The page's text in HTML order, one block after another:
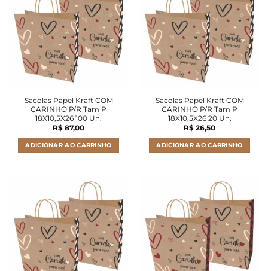
Sacolas Papel Kraft COM
CARINHO P/R Tam P
18X10,5X26 100 Un.
R$ 87,00
ADICIONAR AO CARRINHO
Sacolas Papel Kraft COM
CARINHO P/R Tam P
18X10,5X26 20 Un.
R$ 26,50
ADICIONAR AO CARRINHO